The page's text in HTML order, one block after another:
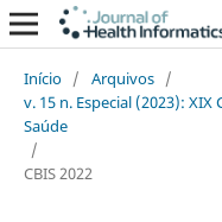
Início / Arquivos /
v. 15 n. Especial (2023):
Saúde
/
CBIS 2022